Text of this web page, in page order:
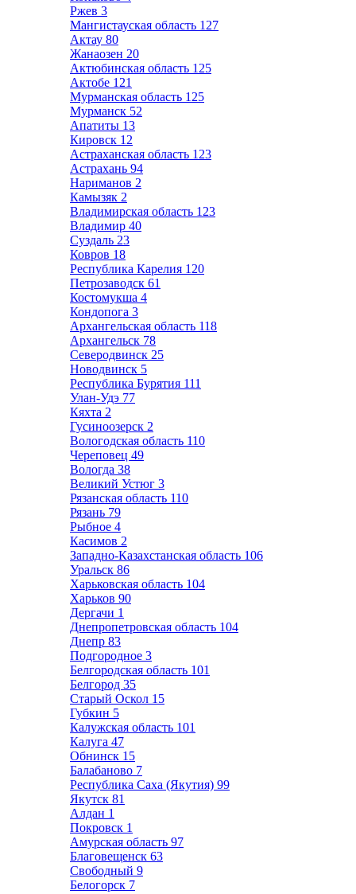
Ржев 3
Мангистауская область 127
Актау 80
Жанаозен 20
Актюбинская область 125
Актобе 121
Мурманская область 125
Мурманск 52
Апатиты 13
Кировск 12
Астраханская область 123
Астрахань 94
Нариманов 2
Камызяк 2
Владимирская область 123
Владимир 40
Суздаль 23
Ковров 18
Республика Карелия 120
Петрозаводск 61
Костомукша 4
Кондопога 3
Архангельская область 118
Архангельск 78
Северодвинск 25
Новодвинск 5
Республика Бурятия 111
Улан-Удэ 77
Кяхта 2
Гусиноозерск 2
Вологодская область 110
Череповец 49
Вологда 38
Великий Устюг 3
Рязанская область 110
Рязань 79
Рыбное 4
Касимов 2
Западно-Казахстанская область 106
Уральск 86
Харьковская область 104
Харьков 90
Дергачи 1
Днепропетровская область 104
Днепр 83
Подгородное 3
Белгородская область 101
Белгород 35
Старый Оскол 15
Губкин 5
Калужская область 101
Калуга 47
Обнинск 15
Балабаново 7
Республика Саха (Якутия) 99
Якутск 81
Алдан 1
Покровск 1
Амурская область 97
Благовещенск 63
Свободный 9
Белогорск 7